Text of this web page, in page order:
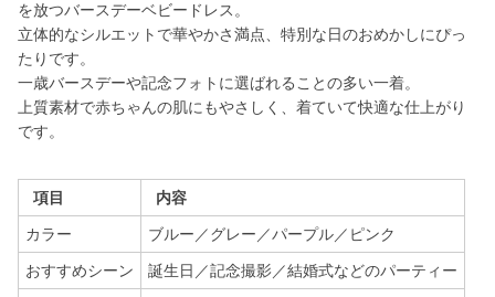
を放つバースデーベビードレス。
立体的なシルエットで華やかさ満点、特別な日のおめかしにぴっ
たりです。
一歳バースデーや記念フォトに選ばれることの多い一着。
上質素材で赤ちゃんの肌にもやさしく、着ていて快適な仕上がり
です。
項目 内容
カラー ブルー／グレー／パープル／ピンク
おすすめシーン 誕生日／記念撮影／結婚式などのパーティー